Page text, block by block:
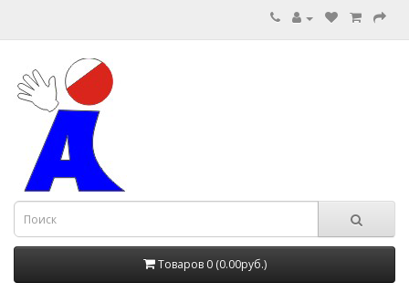
Товаров 0 (0.00руб.)